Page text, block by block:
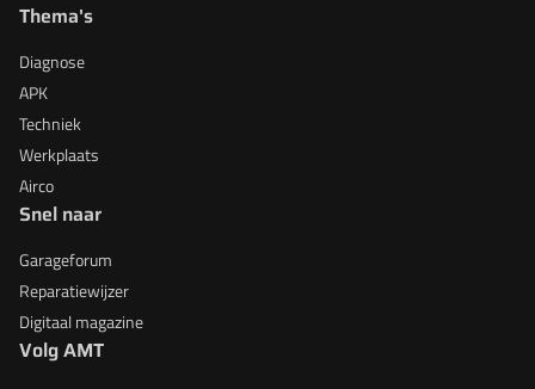
Thema's
Diagnose
APK
Techniek
Werkplaats
Airco
Snel naar
Garageforum
Reparatiewijzer
Digitaal magazine
Volg AMT